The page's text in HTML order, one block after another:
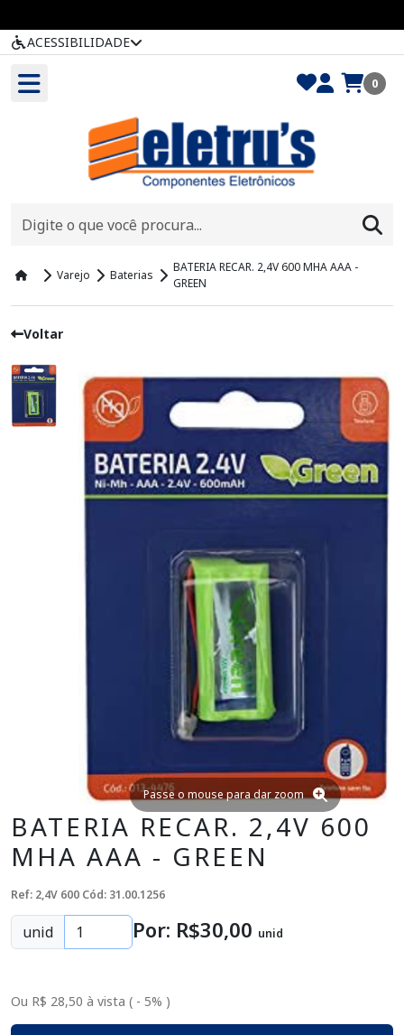
ACESSIBILIDADE
0
Varejo Baterias
BATERIA RECAR. 2,4V 600 MHA AAA -
GREEN
Voltar
Passe o mouse para dar zoom
BATERIA RECAR. 2,4V 600
MHA AAA - GREEN
Ref: 2,4V 600 Cód: 31.00.1256
unid Por: R$30,00 unid
Ou R$ 28,50 à vista ( - 5% )